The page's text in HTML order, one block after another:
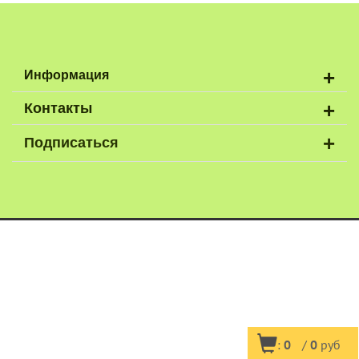
Информация +
Контакты +
Подписаться +
: 0 / 0 руб